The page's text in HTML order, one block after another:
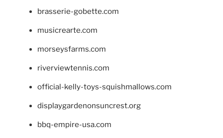
brasserie-gobette.com
musicrearte.com
morseysfarms.com
riverviewtennis.com
official-kelly-toys-squishmallows.com
displaygardenonsuncrest.org
bbq-empire-usa.com